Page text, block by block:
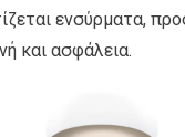
ενσύρματα,
και ασφάλεια.